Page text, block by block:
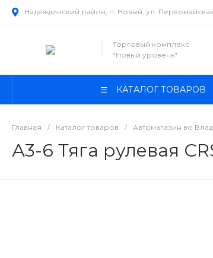
Надеждинский район, п. Новый, ул.
Торговый комплекс
"Новый уровень"
КАТАЛОГ ТОВАРОВ
Главная / Каталог товаров / Автомагазин во
А3-6 Тяга рулевая